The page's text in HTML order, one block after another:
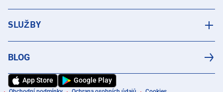
SLUŽBY
BLOG
App Store Google Play